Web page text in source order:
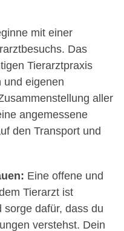
mit einer
Das
Tierarztpraxis
und eigenen
aller
angemessene
den Transport und
Eine offene und
Tierarzt ist
dafür, dass du
verstehst. Dein